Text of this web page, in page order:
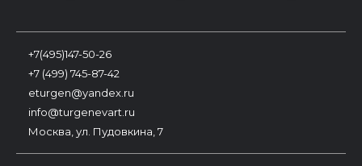
+7(495)147-50-26
+7 (499) 745-87-42
eturgen@yandex.ru
info@turgenevart.ru
Москва, ул. Пудовкина, 7